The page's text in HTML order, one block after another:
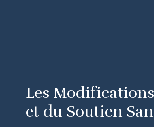
Les
et du Soutien